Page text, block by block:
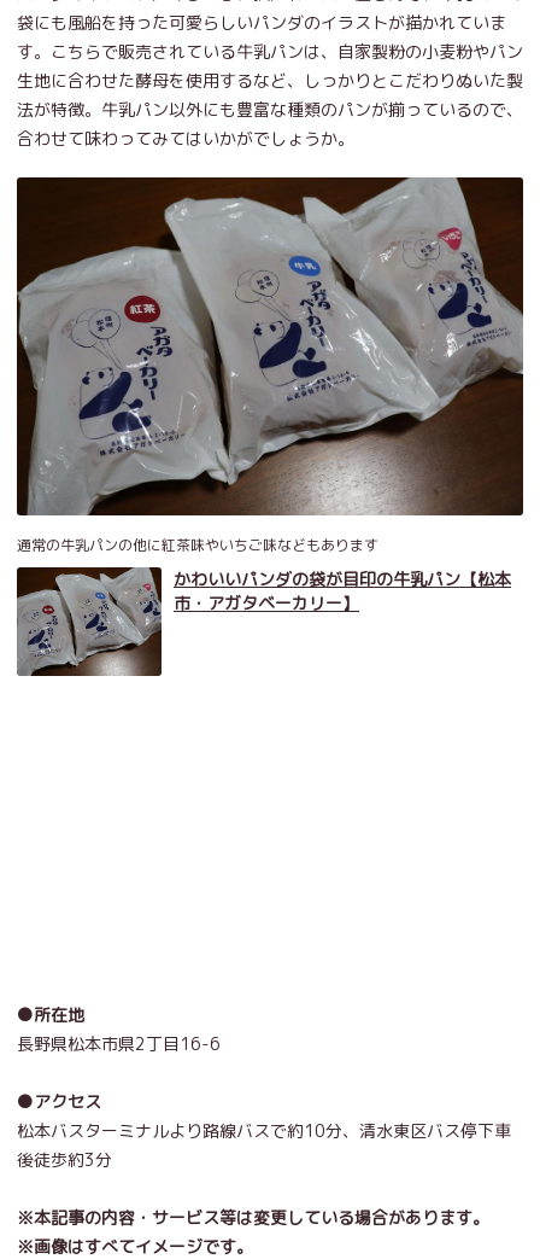
袋にも風船を持った可愛らしいパンダのイラストが描かれていま
す。こちらで販売されている牛乳パンは、自家製粉の小麦粉やパン
生地に合わせた酵母を使用するなど、しっかりとこだわりぬいた製
法が特徴。牛乳パン以外にも豊富な種類のパンが揃っているので、
合わせて味わってみてはいかがでしょうか。
通常の牛乳パンの他に紅茶味やいちご味などもあります
かわいいパンダの袋が目印の牛乳パン【松本
市・アガタベーカリー】
●所在地
長野県松本市県2丁目 16-6
●アクセス
松本バスターミナルより路線バスで約10分、清水東区バス停下車
後徒歩約3分
※本記事の内容・サービス等は変更している場合があります。
※画像はすべてイメージです。